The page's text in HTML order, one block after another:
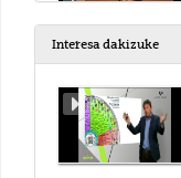
Interesa dakizuke